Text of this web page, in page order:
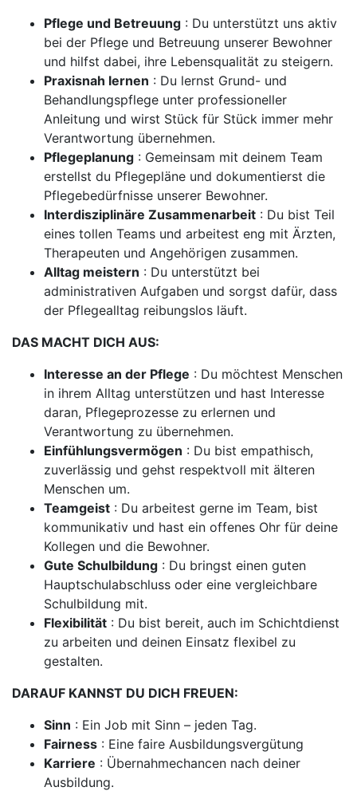
Pflege und Betreuung : Du unterstützt uns aktiv
bei der Pflege und Betreuung unserer Bewohner
und hilfst dabei, ihre Lebensqualität zu steigern.
Praxisnah lernen : Du lernst Grund- und
Behandlungspflege unter professioneller
Anleitung und wirst Stück für Stück immer mehr
Verantwortung übernehmen.
Pflegeplanung : Gemeinsam mit deinem Team
erstellst du Pflegepläne und dokumentierst die
Pflegebedürfnisse unserer Bewohner.
Interdisziplinäre Zusammenarbeit : Du bist Teil
eines tollen Teams und arbeitest eng mit Ärzten,
Therapeuten und Angehörigen zusammen.
Alltag meistern : Du unterstützt bei
administrativen Aufgaben und sorgst dafür, dass
der Pflegealltag reibungslos läuft.
DAS MACHT DICH AUS:
Interesse an der Pflege : Du möchtest Menschen
in ihrem Alltag unterstützen und hast Interesse
daran, Pflegeprozesse zu erlernen und
Verantwortung zu übernehmen.
Einfühlungsvermögen : Du bist empathisch,
zuverlässig und gehst respektvoll mit älteren
Menschen um.
Teamgeist : Du arbeitest gerne im Team, bist
kommunikativ und hast ein offenes Ohr für deine
Kollegen und die Bewohner.
Gute Schulbildung : Du bringst einen guten
Hauptschulabschluss oder eine vergleichbare
Schulbildung mit.
Flexibilität : Du bist bereit, auch im Schichtdienst
zu arbeiten und deinen Einsatz flexibel zu
gestalten.
DARAUF KANNST DU DICH FREUEN:
Sinn : Ein Job mit Sinn – jeden Tag.
Fairness : Eine faire Ausbildungsvergütung
Karriere : Übernahmechancen nach deiner
Ausbildung.